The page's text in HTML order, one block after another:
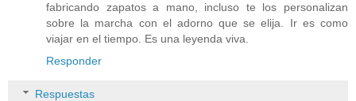
fabricando zapatos a mano, incluso te los personalizan
sobre la marcha con el adorno que se elija. Ir es como
viajar en el tiempo. Es una leyenda viva.
Responder
Respuestas